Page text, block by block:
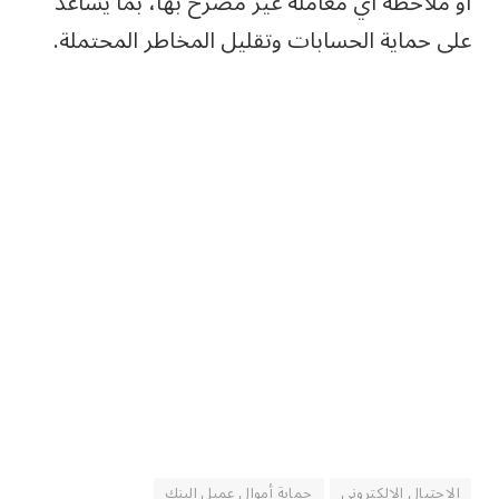
على حماية الحسابات وتقليل المخاطر المحتملة.